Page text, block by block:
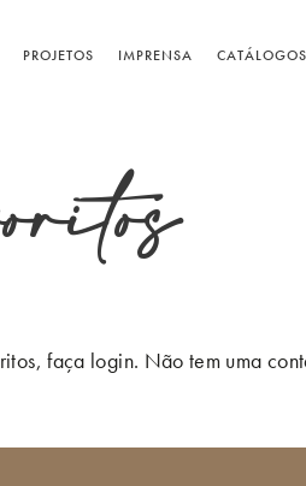
PROJETOS IMPRENSA CATÁLOGOS
faça login. Não tem uma